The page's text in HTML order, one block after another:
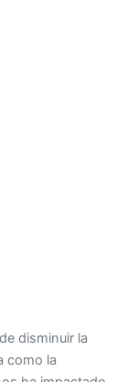
disminuir la
como la